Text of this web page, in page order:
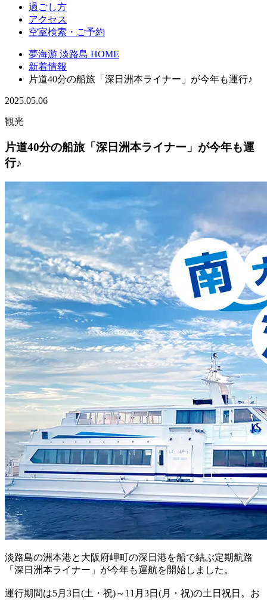
過ごし方
アクセス
空室検索・ご予約
夢海游 淡路島 HOME
新着情報
片道40分の船旅「深日洲本ライナー」が今年も運行♪
2025.05.06
観光
片道40分の船旅「深日洲本ライナー」が今年も運
行♪
淡路島の洲本港と大阪府岬町の深日港を船で結ぶ定期航路
「深日洲本ライナー」が今年も運航を開始しました。
運行期間は5月3日(土・祝)～11月3日(月・祝)の土日祝日。お